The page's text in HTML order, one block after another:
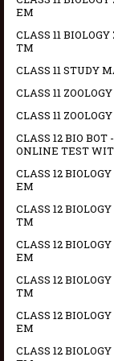
EM
CLASS 11 BIOLOGY
TM
CLASS 11 STUDY
CLASS 11
CLASS 11
CLASS 12 BIO BOT
ONLINE TEST
CLASS 12
EM
CLASS 12
TM
CLASS 12
EM
CLASS 12
TM
CLASS 12
EM
CLASS 12